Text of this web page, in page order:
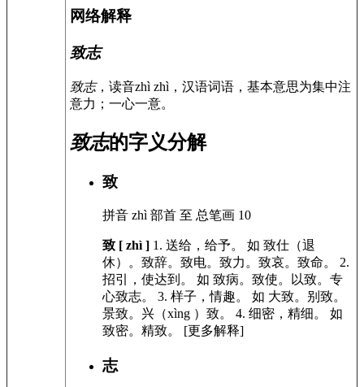
网络解释
致志
致志，读音zhì zhì，汉语词语，基本意思为集中注
意力；一心一意。
致志的字义分解
致
拼音 zhì 部首 至 总笔画 10
致 [ zhì ] 1. 送给，给予。 如 致仕（退
休）。致辞。致电。致力。致哀。致命。
2.
招引，使达到。 如 致病。致使。以致。专
心致志。
3. 样子，情趣。 如 大致。别致。
景致。兴（xìng ）致。
4. 细密，精细。 如
致密。精致。
[更多解释]
志